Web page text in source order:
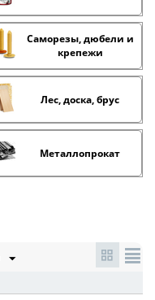
Саморезы, дюбели и
крепежи
Лес, доска, брус
Металлопрокат